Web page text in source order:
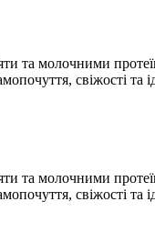
та молочними
свіжості та
та молочними
свіжості та